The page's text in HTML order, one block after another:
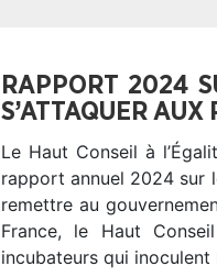
RAPPORT 2024
S’ATTAQUER AUX
Le Haut Conseil à
rapport annuel 2024 sur
remettre au
France, le Haut
incubateurs qui